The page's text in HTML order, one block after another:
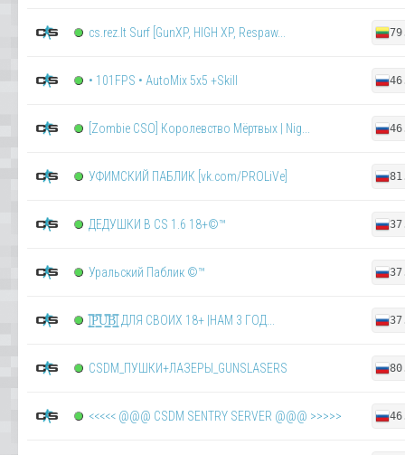
cs.rez.lt Surf [GunXP, HIGH XP, Respaw...
• 101FPS • AutoMix 5x5 +Skill
[Zombie CSO] Королевство Мёртвых | Nig...
УФИМСКИЙ ПАБЛИК [vk.com/PROLiVe]
ДЕДУШКИ В CS 1.6 18+©™
Уральский Паблик ©™
|͇̿P͇̿U͇̿B͇̿| ДЛЯ СВОИХ 18+ |НАМ 3 ГОД...
CSDM_ПУШКИ+ЛАЗЕРЫ_GUNSLASERS
<<<<< @@@ CSDM SENTRY SERVER @@@ >>>>>